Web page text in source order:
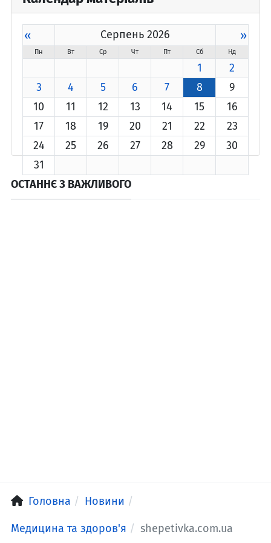
« Серпень 2026 »
Пн Вт Ср Чт Пт Сб Нд
1
2
3
4 5 6 7 8
9
10
11 12 13 14 15
16
17
18 19 20 21 22
23
24
25 26 27 28 29
30
31
ОСТАННЄ З ВАЖЛИВОГО
Головна Новини
Медицина та здоров'я shepetivka.com.ua